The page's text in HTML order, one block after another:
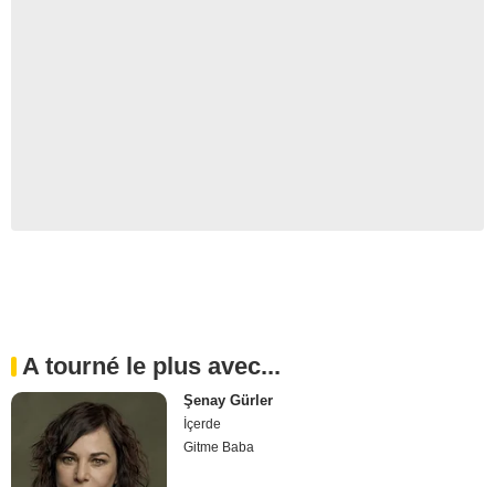
A tourné le plus avec...
Şenay Gürler
İçerde
Gitme Baba